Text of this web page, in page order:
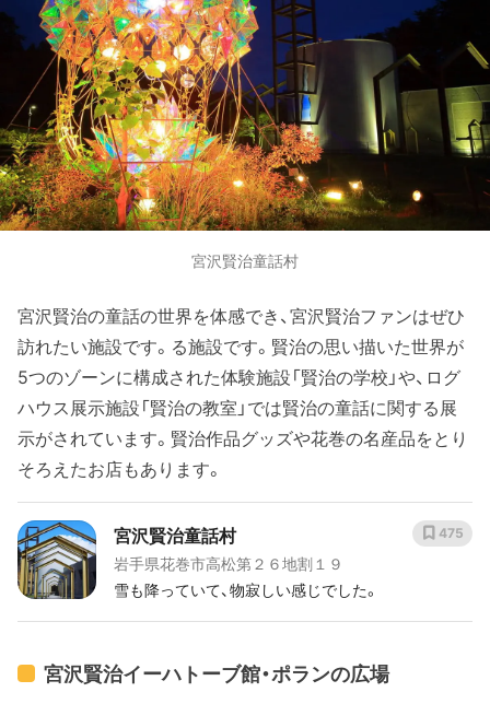
宮沢賢治童話村
宮沢賢治の童話の世界を体感でき、宮沢賢治ファンはぜひ
訪れたい施設です。る施設です。賢治の思い描いた世界が
5つのゾーンに構成された体験施設「賢治の学校」や、ログ
ハウス展示施設「賢治の教室」では賢治の童話に関する展
示がされています。賢治作品グッズや花巻の名産品をとり
そろえたお店もあります。
宮沢賢治童話村
岩手県花巻市高松第２６地割１９
雪も降っていて、物寂しい感じでした。
475
宮沢賢治イーハトーブ館・ポランの広場